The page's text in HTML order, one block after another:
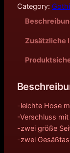
Category:
Zusätzliche
-leichte Hose
-Verschluss
-zwei größe
-zwei